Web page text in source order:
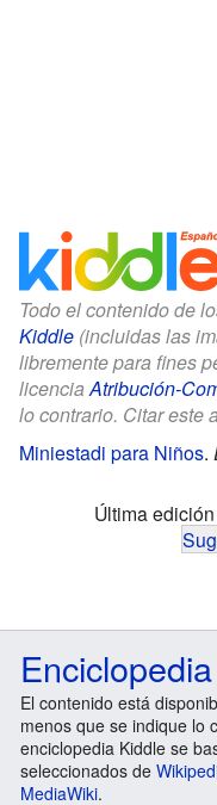
Todo el contenido de
Kiddle (incluidas las
libremente para fines
licenciaAtribución-
lo contrario. Citar este
Miniestadi para Niños.
Última
El contenido está
menos que se indique lo
enciclopedia Kiddle se
seleccionados de
MediaWiki.